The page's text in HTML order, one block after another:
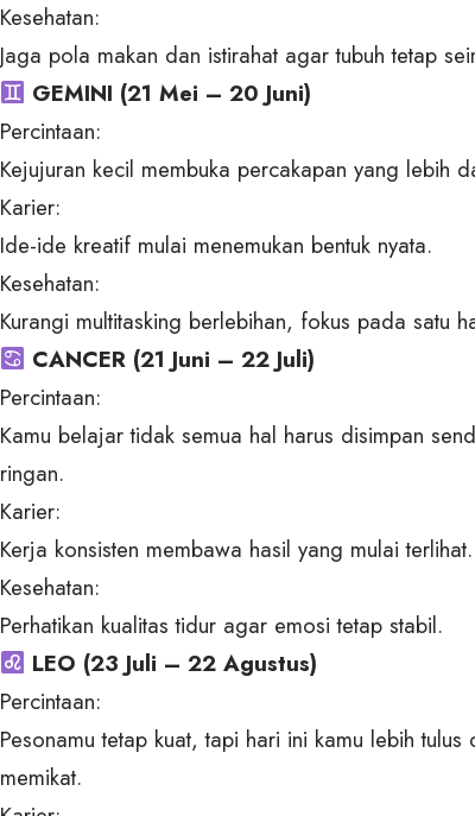
Kesehatan:
Jaga pola makan dan istirahat agar tubuh tetap
GEMINI (21 Mei – 20 Juni)
Percintaan:
Kejujuran kecil membuka percakapan yang lebih
Karier:
Ide-ide kreatif mulai menemukan bentuk nyata.
Kesehatan:
Kurangi multitasking berlebihan, fokus pada satu
CANCER (21 Juni – 22 Juli)
Percintaan:
Kamu belajar tidak semua hal harus disimpan
ringan.
Karier:
Kerja konsisten membawa hasil yang mulai terlihat.
Kesehatan:
Perhatikan kualitas tidur agar emosi tetap stabil.
LEO (23 Juli – 22 Agustus)
Percintaan:
Pesonamu tetap kuat, tapi hari ini kamu lebih
memikat.